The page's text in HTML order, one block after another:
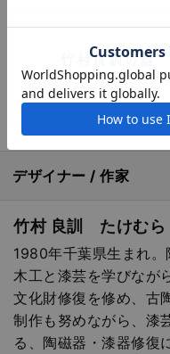
デザイナー / 作家
竹村 良訓 たけむら
1980年千葉県生まれ。
木工と漆芸を学びなが
文化財修復を修め、古
制作も努めながら、漆
る、陶磁器・漆器修復